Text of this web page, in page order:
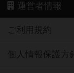
運営者情報
ご利用規約
個人情報保護方針